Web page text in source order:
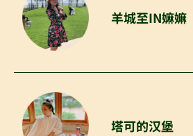
羊城至IN嫲嫲​
塔可的汉堡​